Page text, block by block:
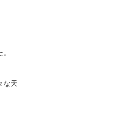
な天